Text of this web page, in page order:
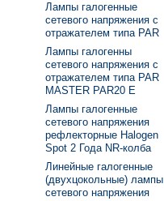
Лампы галогенные
сетевого напряжения с
отражателем типа PAR
Лампы галогенны
сетевого напряжения с
отражателем типа PAR
MASTER PAR20 E
Лампы галогенные
сетевого напряжения
рефлекторные Halogen
Spot 2 Года NR-колба
Линейные галогенные
(двухцокольные) лампы
сетевого напряжения